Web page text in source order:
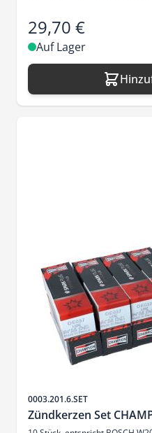
29,70 €
Auf Lager
Artikelnr.
0003.201.6.SET
Zündkerzen Set